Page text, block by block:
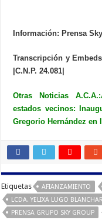
Información: Prensa
Transcripción y
|C.N.P. 24.081|
Otras Noticias A.C.A.:
estados vecinos:
Gregorio Hernández en
Etiquetas AFIANZAMIENTO
LCDA. YELIXA LUGO
PRENSA GRUPO SKY GROUP